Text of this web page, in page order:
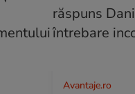
Avantaje.ro